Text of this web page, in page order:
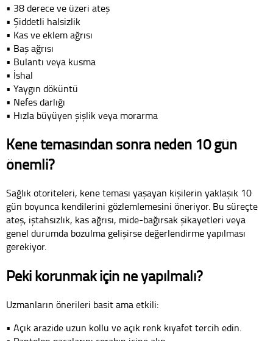
• 38 derece ve üzeri ateş
• Şiddetli halsizlik
• Kas ve eklem ağrısı
• Baş ağrısı
• Bulantı veya kusma
• İshal
• Yaygın döküntü
• Nefes darlığı
• Hızla büyüyen şişlik veya morarma
Kene temasından sonra neden 10 gün
önemli?
Sağlık otoriteleri, kene teması yaşayan kişilerin yaklaşık 10
gün boyunca kendilerini gözlemlemesini öneriyor. Bu süreçte
ateş, iştahsızlık, kas ağrısı, mide-bağırsak şikayetleri veya
genel durumda bozulma gelişirse değerlendirme yapılması
gerekiyor.
Peki korunmak için ne yapılmalı?
Uzmanların önerileri basit ama etkili:
• Açık arazide uzun kollu ve açık renk kıyafet tercih edin.